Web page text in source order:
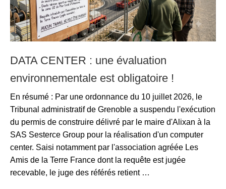
DATA CENTER : une évaluation
environnementale est obligatoire !
En résumé : Par une ordonnance du 10 juillet 2026, le
Tribunal administratif de Grenoble a suspendu l'exécution
du permis de construire délivré par le maire d'Alixan à la
SAS Sesterce Group pour la réalisation d'un computer
center. Saisi notamment par l'association agréée Les
Amis de la Terre France dont la requête est jugée
recevable, le juge des référés retient …